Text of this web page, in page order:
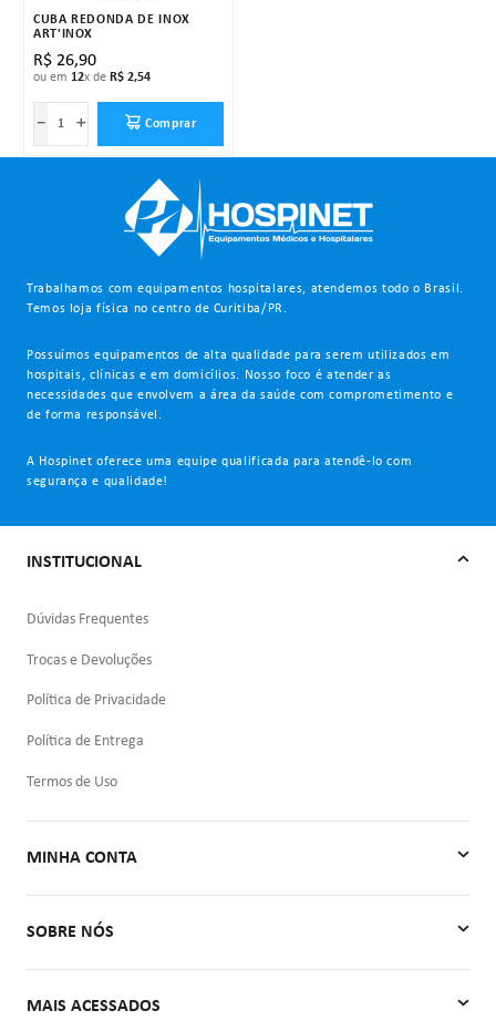
CUBA REDONDA DE INOX
ART'INOX
R$ 26,90
ou em 12x de R$ 2,54
＋
－ Comprar
Trabalhamos com equipamentos hospitalares, atendemos todo o Brasil.
Temos loja física no centro de Curitiba/PR.
Possuímos equipamentos de alta qualidade para serem utilizados em
hospitais, clínicas e em domicílios. Nosso foco é atender as
necessidades que envolvem a área da saúde com comprometimento e
de forma responsável.
A Hospinet oferece uma equipe qualificada para atendê-lo com
segurança e qualidade!
INSTITUCIONAL
Dúvidas Frequentes
Trocas e Devoluções
Política de Privacidade
Política de Entrega
Termos de Uso
MINHA CONTA
SOBRE NÓS
MAIS ACESSADOS